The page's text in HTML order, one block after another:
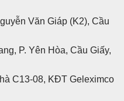
Văn Giáp (K2), Cầu
P. Yên Hòa, Cầu Giấy,
C13-08, KĐT Geleximco